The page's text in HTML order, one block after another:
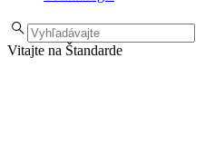
Vitajte na Štandarde